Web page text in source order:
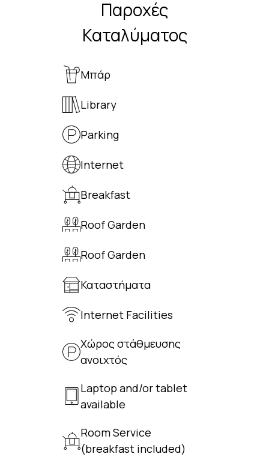
Παροχές
Καταλύματος
Μπάρ
Library
Parking
Internet
Breakfast
Roof Garden
Roof Garden
Καταστήματα
Internet Facilities
Χώρος στάθμευσης
ανοιχτός
Laptop and/or tablet
available
Room Service
(breakfast included)